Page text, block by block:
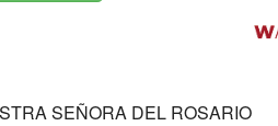
SEÑORA DEL ROSARIO